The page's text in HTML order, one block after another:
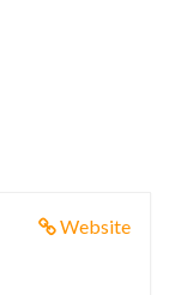
Website